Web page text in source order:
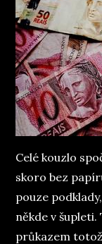
Celé kouzlo
skoro bez
pouze
někde v šupleti.
průkazem